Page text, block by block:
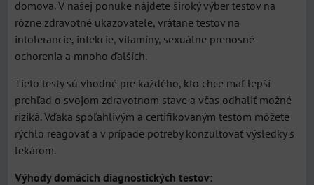
domova. V našej ponuke nájdete široký výber testov na
rôzne zdravotné ukazovatele, vrátane testov na
intolerancie, infekcie, vitamíny, sexuálne prenosné
ochorenia a mnoho ďalších.
Tieto testy sú vhodné pre každého, kto chce mať lepší
prehľad o svojom zdravotnom stave a včas odhaliť možné
riziká. Vďaka spoľahlivým a certifikovaným testom môžete
rýchlo reagovať a v prípade potreby konzultovať výsledky s
lekárom.
Výhody domácich diagnostických testov: